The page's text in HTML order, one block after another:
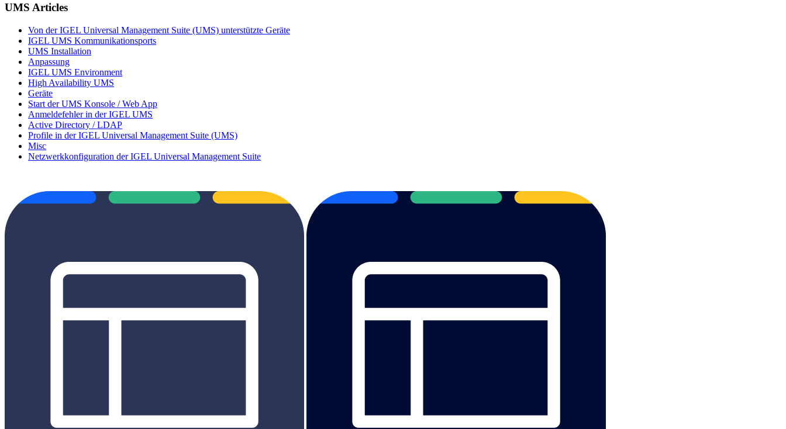
UMS Articles
Von der IGEL Universal Management Suite (UMS) unterstützte Geräte
IGEL UMS Kommunikationsports
UMS Installation
Anpassung
IGEL UMS Environment
High Availability UMS
Geräte
Start der UMS Konsole / Web App
Anmeldefehler in der IGEL UMS
Active Directory / LDAP
Profile in der IGEL Universal Management Suite (UMS)
Misc
Netzwerkkonfiguration der IGEL Universal Management Suite